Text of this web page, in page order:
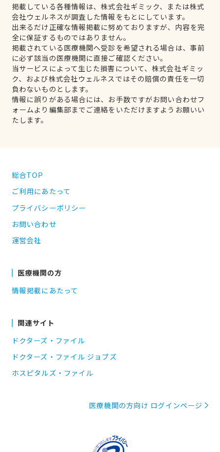
掲載している各種情報は、株式会社ギミック、または株式
会社ウェルネスが調査した情報をもとにしています。
出来るだけ正確な情報掲載に努めておりますが、内容を完
全に保証するものではありません。
掲載されている医療機関へ受診を希望される場合は、事前
に必ず該当の医療機関に直接ご確認ください。
当サービスによって生じた損害について、株式会社ギミッ
ク、および株式会社ウェルネスではその賠償の責任を一切
負わないものとします。
情報に誤りがある場合には、お手数ですがお問い合わせフ
ォームより編集部までご連絡をいただけますようお願いい
たします。
総合TOP
ご利用にあたって
プライバシーポリシー
お問い合わせ
運営会社
医療機関の方
情報掲載にあたって
関連サイト
ドクターズ・ファイル
ドクターズ・ファイル ジョブズ
ホスピタルズ・ファイル
医療機関の方向け ログインページ